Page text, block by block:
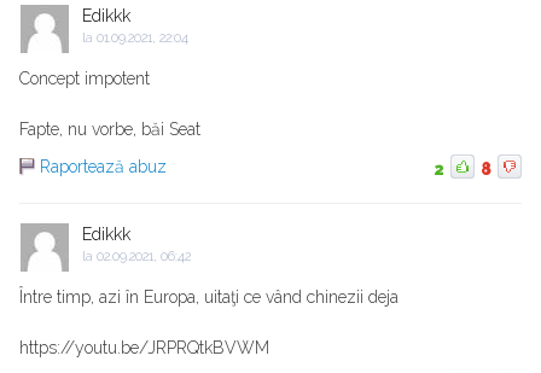
Edikkk
la 01.09.2021, 22:04
Concept impotent
Fapte, nu vorbe, băi Seat
Raportează abuz
2 8
Edikkk
la 02.09.2021, 06:42
Între timp, azi în Europa, uitaţi ce vând chinezii deja
https://youtu.be/JRPRQtkBVWM